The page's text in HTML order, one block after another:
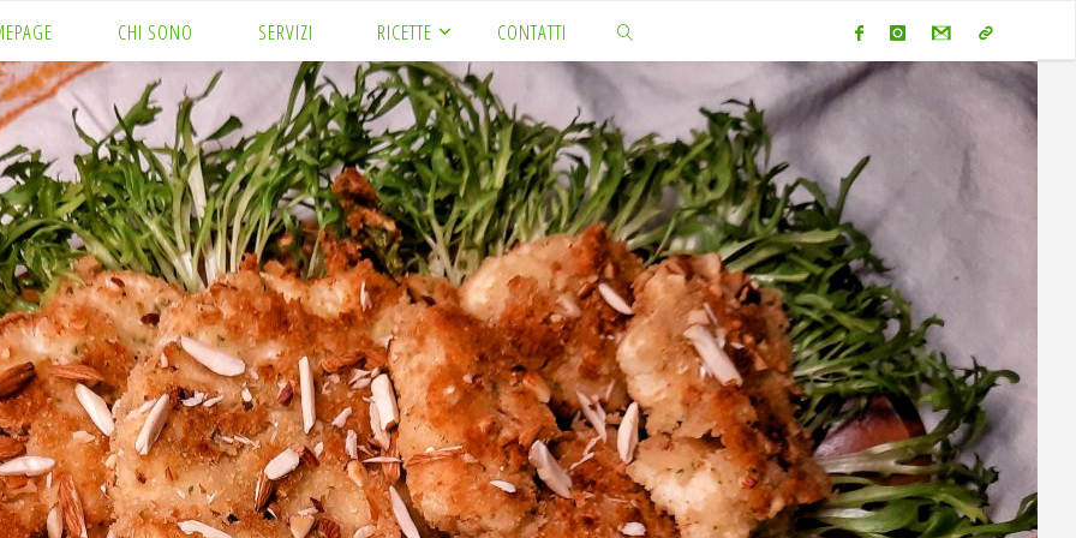
CHI SONO SERVIZI RICETTE CONTATTI
CERCA